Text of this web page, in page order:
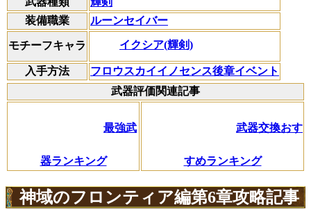
装備職業
ルーンセイバー
モチーフキャラ イクシア(輝剣)
入手方法
フロウスカイイノセンス後章イベント
武器評価関連記事
最強武
器ランキング
武器交換おす
すめランキング
神域のフロンティア編第6章攻略記事